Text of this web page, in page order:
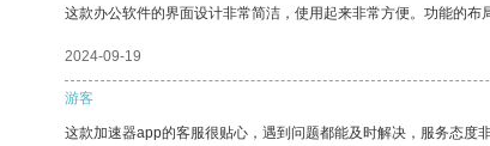
这款办公软件的界面设计非常简洁，使用起来非常方便。功能的布
2024-09-19
游客
这款加速器app的客服很贴心，遇到问题都能及时解决，服务态度非